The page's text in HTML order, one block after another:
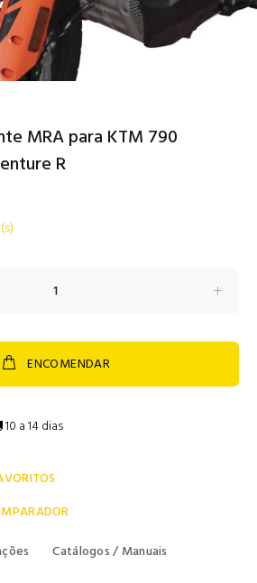
MRA para KTM 790
R
ENCOMENDAR
10 a 14 dias
Catálogos / Manuais